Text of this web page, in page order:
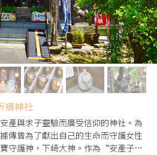
禱神社
產與求子靈驗而廣受信仰的神社。為
傳曾為了獻出自己的生命而守護女性
守護神，下崎大神。作為“安產子寶